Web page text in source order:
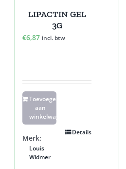
LIPACTIN GEL
3G
€6,87 incl. btw
Toevoegen
aan
winkelwagen
Details
Merk:
Louis
Widmer